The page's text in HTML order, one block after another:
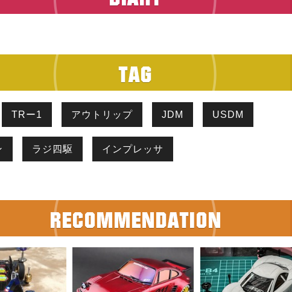
TRー1 アウトリップ JDM USDM
ラジ四駆 インプレッサ